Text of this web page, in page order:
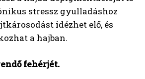
stressz gyulladáshoz
idézhet elő, és
a hajban.
fehérjét.